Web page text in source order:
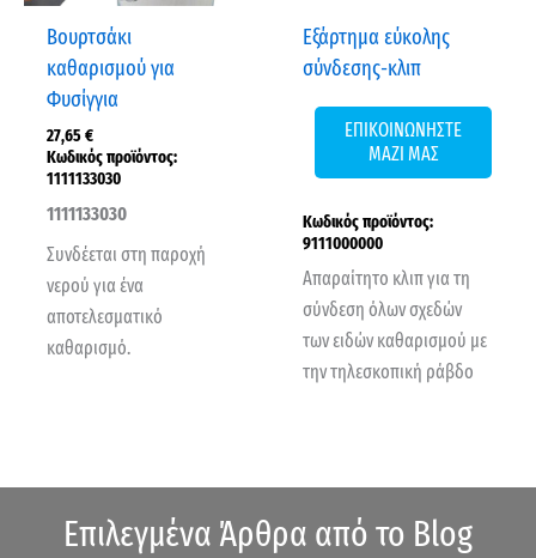
Βουρτσάκι
καθαρισμού για
Φυσίγγια
27,65€
Κωδικός προϊόντος:
1111133030
1111133030
Συνδέεται στη παροχή
νερού για ένα
αποτελεσματικό
καθαρισμό.
Εξάρτημα εύκολης
σύνδεσης-κλιπ
ΕΠΙΚΟΙΝΩΝΗΣΤΕ
ΜΑΖΙ ΜΑΣ
Κωδικός προϊόντος:
9111000000
Απαραίτητο κλιπ για τη
σύνδεση όλων σχεδών
των ειδών καθαρισμού με
την τηλεσκοπική ράβδο
Επιλεγμένα Άρθρα από το Blog